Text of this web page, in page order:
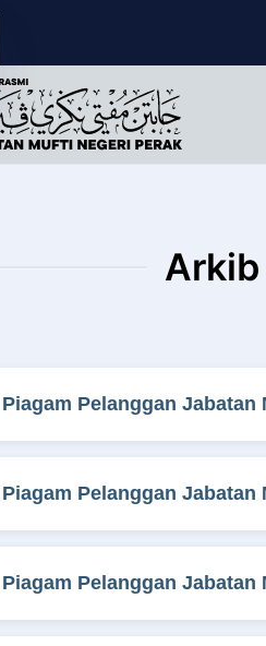
Arkib
Pelanggan
Pelanggan
Pelanggan